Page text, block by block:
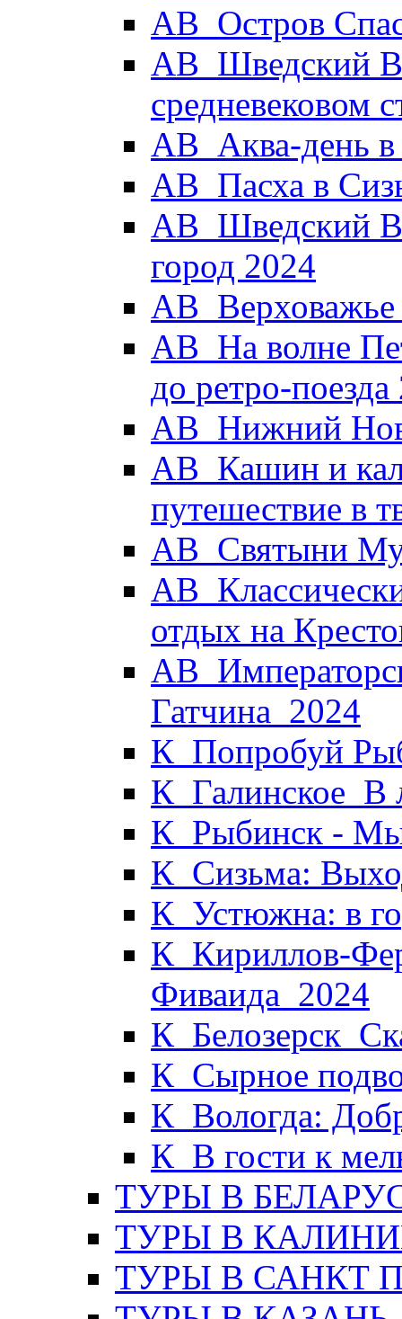
АВ_Остров
АВ_Шведский
средневековом
АВ_Аква-день в
АВ_Пасха в
АВ_Шведский
город 2024
АВ_Верховажье
АВ_На волне
до ретро-поезда
АВ_Нижний
АВ_Кашин и
путешествие в
АВ_Святыни
отдых на
Гатчина_2024
К_Попробуй
К_Галинское_В
К_Рыбинск -
К_Сизьма:
К_Устюжна: в
К_Кириллов-
Фиваида_2024
К_Сырное
К_Вологда:
К_В гости к
ТУРЫ В
ТУРЫ В
ТУРЫ В САНКТ